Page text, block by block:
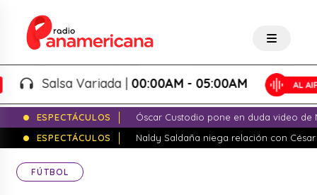
Salsa Variada |00:00AM - 05:00AM
ESPECTÁCULOS
Óscar Custodio pone en duda video de
ESPECTÁCULOS
Naldy Saldaña niega relación con
FÚTBOL